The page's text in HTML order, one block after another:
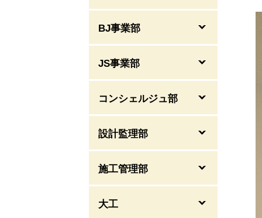
BJ事業部
JS事業部
コンシェルジュ部
設計監理部
施工管理部
大工